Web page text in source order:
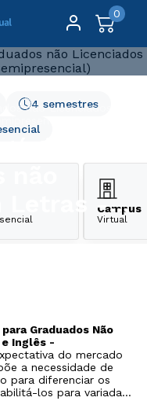
0
não Licenciados
Letras -
4 semestres
Campus
Virtual
Graduados Não
Inglês -
do mercado
a necessidade de
para diferenciar os
los para variadas